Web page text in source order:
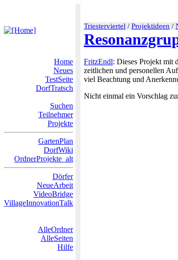
Triesterviertel / Projektideen /
Home
Neues
TestSeite
DorfTratsch
Suchen
Teilnehmer
Projekte
GartenPlan
DorfWiki
OrdnerProjekte_alt
Dörfer
NeueArbeit
VideoBridge
VillageInnovationTalk
AlleOrdner
AlleSeiten
Hilfe
FritzEndl: Dieses Projekt mit
zeitlichen und personellen
viel Beachtung und
Nicht einmal ein Vorschlag